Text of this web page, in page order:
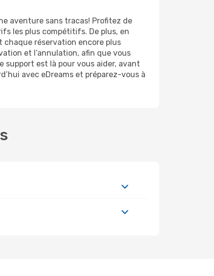
aventure sans tracas! Profitez de
les plus compétitifs. De plus, en
réservation encore plus
et l’annulation, afin que vous
support est là pour vous aider, avant
avec eDreams et préparez-vous à